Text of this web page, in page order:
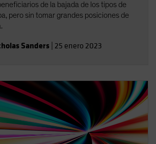
de la bajada de los tipos de
pero sin tomar grandes posiciones de
Sanders 25 enero 2023